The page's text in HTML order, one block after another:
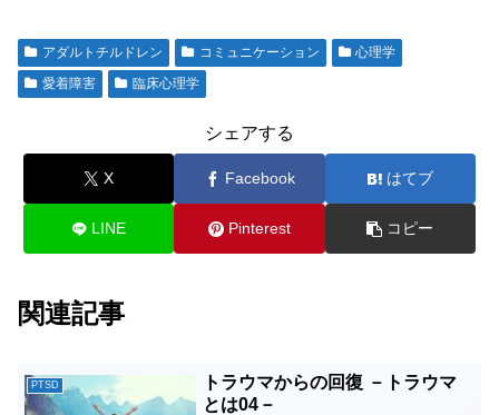
アダルトチルドレン コミュニケーション
心理学
愛着障害
臨床心理学
シェアする
X Facebook はてブ
LINE Pinterest コピー
関連記事
PTSD
トラウマからの回復 －トラウマ
とは04－